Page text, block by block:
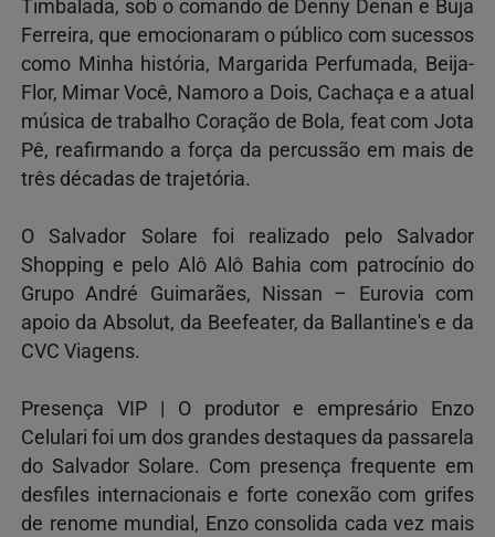
Timbalada, sob o comando de Denny Denan e Buja
Ferreira, que emocionaram o público com sucessos
como Minha história, Margarida Perfumada, Beija-
Flor, Mimar Você, Namoro a Dois, Cachaça e a atual
música de trabalho Coração de Bola, feat com Jota
Pê, reafirmando a força da percussão em mais de
três décadas de trajetória.
O Salvador Solare foi realizado pelo Salvador
Shopping e pelo Alô Alô Bahia com patrocínio do
Grupo André Guimarães, Nissan – Eurovia com
apoio da Absolut, da Beefeater, da Ballantine's e da
CVC Viagens.
Presença VIP | O produtor e empresário Enzo
Celulari foi um dos grandes destaques da passarela
do Salvador Solare. Com presença frequente em
desfiles internacionais e forte conexão com grifes
de renome mundial, Enzo consolida cada vez mais